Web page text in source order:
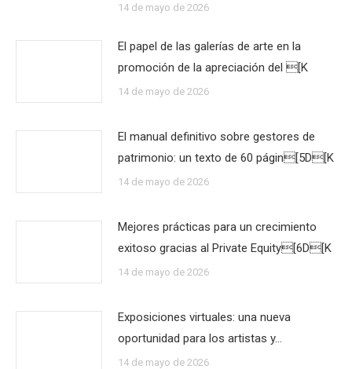
14 de mayo de 2026
El papel de las galerías de arte en la
promoción de la apreciación del [K
14 de mayo de 2026
El manual definitivo sobre gestores de
patrimonio: un texto de 60 págin[5D[K
14 de mayo de 2026
Mejores prácticas para un crecimiento
exitoso gracias al Private Equity[6D[K
14 de mayo de 2026
Exposiciones virtuales: una nueva
oportunidad para los artistas y…
14 de mayo de 2026